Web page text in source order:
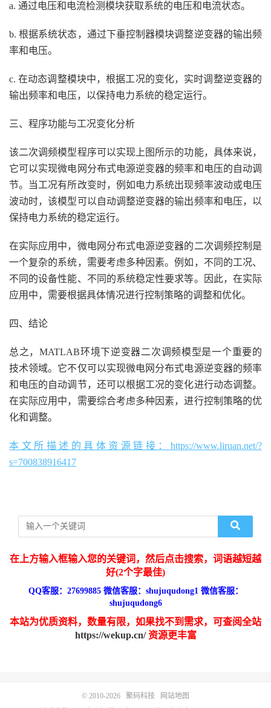
a. 通过电压和电流检测模块获取系统的电压和电流状态。
b. 根据系统状态，通过下垂控制器模块调整逆变器的输出频
率和电压。
c. 在动态调整模块中，根据工况的变化，实时调整逆变器的
输出频率和电压，以保持电力系统的稳定运行。
三、程序功能与工况变化分析
该二次调频模型程序可以实现上图所示的功能，具体来说，
它可以实现微电网分布式电源逆变器的频率和电压的自动调
节。当工况有所改变时，例如电力系统出现频率波动或电压
波动时，该模型可以自动调整逆变器的输出频率和电压，以
保持电力系统的稳定运行。
在实际应用中，微电网分布式电源逆变器的二次调频控制是
一个复杂的系统，需要考虑多种因素。例如，不同的工况、
不同的设备性能、不同的系统稳定性要求等。因此，在实际
应用中，需要根据具体情况进行控制策略的调整和优化。
四、结论
总之，MATLAB环境下逆变器二次调频模型是一个重要的
技术领域。它不仅可以实现微电网分布式电源逆变器的频率
和电压的自动调节，还可以根据工况的变化进行动态调整。
在实际应用中，需要综合考虑多种因素，进行控制策略的优
化和调整。
本文所描述的具体资源链接：https://www.liruan.net/?
s=700838916417
在上方输入框输入您的关键词，然后点击搜索，词语越短越
好(2个字最佳)
QQ客服：27699885 微信客服：shujuqudong1 微信客服：
shujuqudong6
本站为优质资料，数量有限，如果找不到需求，可查阅全站
https://wekup.cn/资源更丰富
© 2010-2026 聚码科技
网站地图